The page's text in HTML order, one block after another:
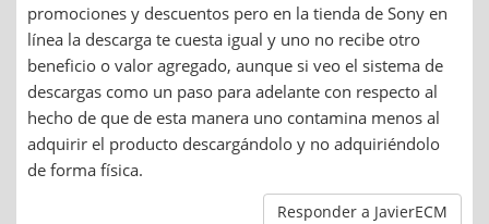
promociones y descuentos pero en la tienda de Sony en
línea la descarga te cuesta igual y uno no recibe otro
beneficio o valor agregado, aunque si veo el sistema de
descargas como un paso para adelante con respecto al
hecho de que de esta manera uno contamina menos al
adquirir el producto descargándolo y no adquiriéndolo
de forma física.
Responder a JavierECM